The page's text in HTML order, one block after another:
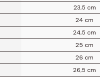
23,5 cm
24 cm
24,5 cm
25 cm
26 cm
26,5 cm